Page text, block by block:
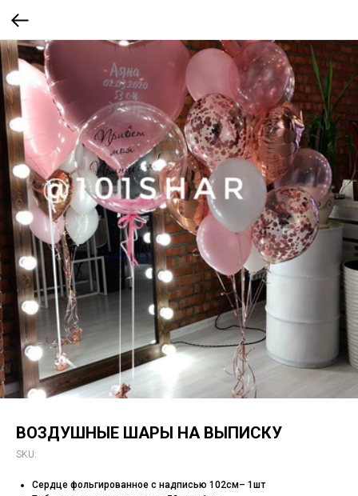
ВОЗДУШНЫЕ ШАРЫ НА ВЫПИСКУ
SKU:
Сердце фольгированное с надписью 102см– 1шт